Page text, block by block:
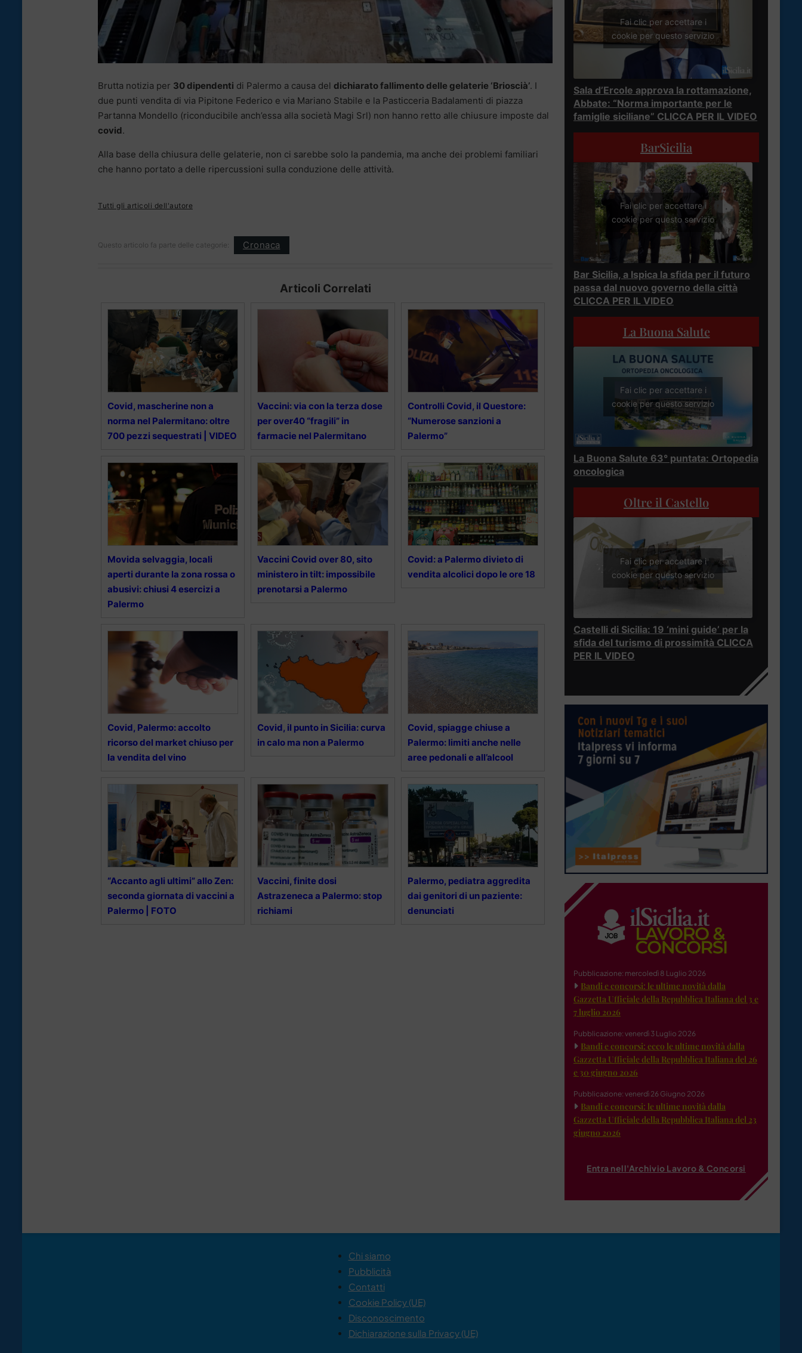
Brutta notizia per 30 dipendenti di Palermo a causa del dichiarato fallimento delle gelaterie ‘Brioscià’. I
due punti vendita di via Pipitone Federico e via Mariano Stabile e la Pasticceria Badalamenti di piazza
Partanna Mondello (riconducibile anch’essa alla società Magi Srl) non hanno retto alle chiusure imposte dal
covid.
Alla base della chiusura delle gelaterie, non ci sarebbe solo la pandemia, ma anche dei problemi familiari
che hanno portato a delle ripercussioni sulla conduzione delle attività.
Tutti gli articoli dell'autore
Questo articolo fa parte delle categorie: Cronaca
Articoli Correlati
Covid, mascherine non a
norma nel Palermitano: oltre
700 pezzi sequestrati | VIDEO
Vaccini: via con la terza dose
per over40 “fragili” in
farmacie nel Palermitano
Controlli Covid, il Questore:
“Numerose sanzioni a
Palermo”
Movida selvaggia, locali
aperti durante la zona rossa o
abusivi: chiusi 4 esercizi a
Palermo
Vaccini Covid over 80, sito
ministero in tilt: impossibile
prenotarsi a Palermo
Covid: a Palermo divieto di
vendita alcolici dopo le ore 18
Covid, Palermo: accolto
ricorso del market chiuso per
la vendita del vino
Covid, il punto in Sicilia: curva
in calo ma non a Palermo
Covid, spiagge chiuse a
Palermo: limiti anche nelle
aree pedonali e all’alcool
“Accanto agli ultimi” allo Zen:
seconda giornata di vaccini a
Palermo | FOTO
Vaccini, finite dosi
Astrazeneca a Palermo: stop
richiami
Palermo, pediatra aggredita
dai genitori di un paziente:
denunciati
Fai clic per accettare i
cookie per questo servizio
Sala d’Ercole approva la rottamazione,
Abbate: “Norma importante per le
famiglie siciliane” CLICCA PER IL VIDEO
BarSicilia
Fai clic per accettare i
cookie per questo servizio
Bar Sicilia, a Ispica la sfida per il futuro
passa dal nuovo governo della città
CLICCA PER IL VIDEO
La Buona Salute
Fai clic per accettare i
cookie per questo servizio
La Buona Salute 63° puntata: Ortopedia
oncologica
Oltre il Castello
Fai clic per accettare i
cookie per questo servizio
Castelli di Sicilia: 19 ‘mini guide’ per la
sfida del turismo di prossimità CLICCA
PER IL VIDEO
Pubblicazione: mercoledì 8 Luglio 2026
Bandi e concorsi: le ultime novità dalla
Gazzetta Ufficiale della Repubblica Italiana del 3 e
7 luglio 2026
Pubblicazione: venerdì 3 Luglio 2026
Bandi e concorsi: ecco le ultime novità dalla
Gazzetta Ufficiale della Repubblica Italiana del 26
e 30 giugno 2026
Pubblicazione: venerdì 26 Giugno 2026
Bandi e concorsi: le ultime novità dalla
Gazzetta Ufficiale della Repubblica Italiana del 23
giugno 2026
Entra nell'Archivio Lavoro & Concorsi
Chi siamo
Pubblicità
Contatti
Cookie Policy (UE)
Disconoscimento
Dichiarazione sulla Privacy (UE)